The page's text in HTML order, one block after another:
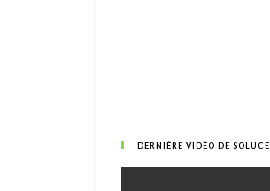
DERNIÈRE VIDÉO DE SOLUCE